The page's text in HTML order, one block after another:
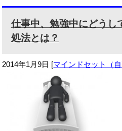
仕事中、勉強中にどうし
処法とは？
2014年1月9日 [マインドセット（